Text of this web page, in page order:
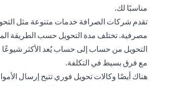
مناسبًا لك.
تقدم شركات الصرافة خدمات متنوعة مثل
مصرفية. تختلف مدة التحويل حسب الطريقة
التحويل من حساب إلى حساب يُعد الأكثر شيوعًا
مع فرق بسيط في التكلفة.
هناك أيضًا وكالات تحويل فوري تتيح إرسال